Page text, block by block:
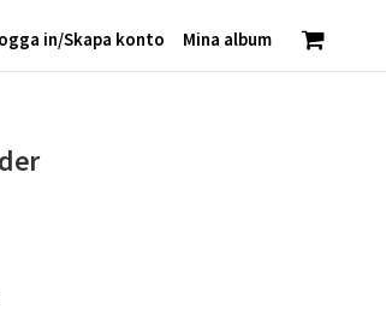
Mina album
in/Skapa konto